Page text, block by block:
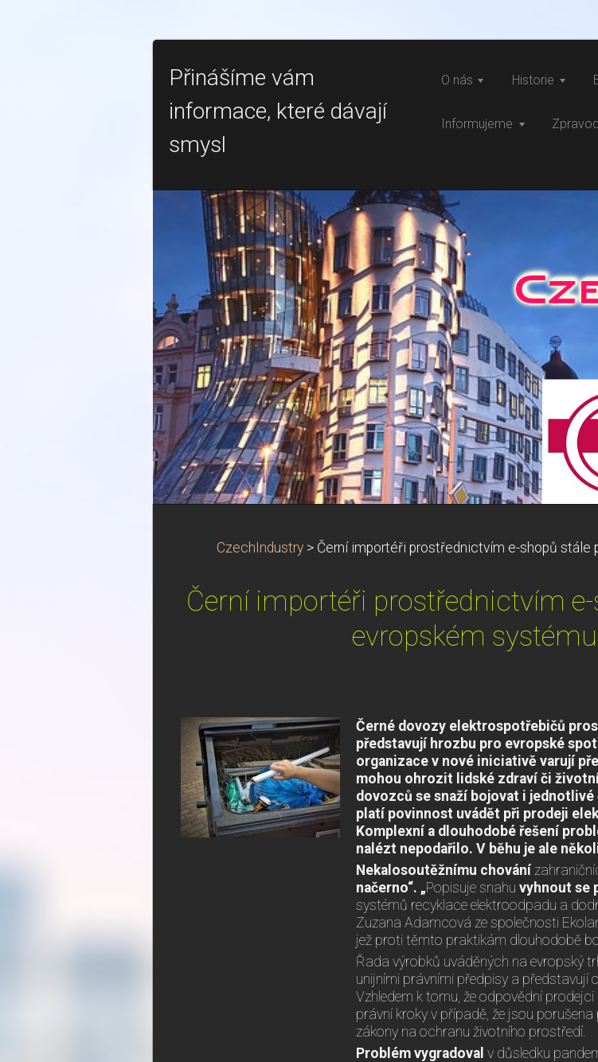
Přinášíme vám
informace, které dávají
smysl
O nás Historie
Informujeme
CzechIndustry > Černí importéři prostřednictvím e-shopů
Černí importéři prostřednictvím
evropském
Černé dovozy elektrospotřebičů
představují hrozbu pro evropské
organizace v nové iniciativě varují
mohou ohrozit lidské zdraví či
dovozců se snaží bojovat i
platí povinnost uvádět při prodeji
Komplexní a dlouhodobé řešení
nalézt nepodařilo. V běhu je ale
Nekalosoutěžnímu chování
načerno“. „Popisuje snahu vyhnout se
systémů recyklace elektroodpadu a
Zuzana Adamcová ze společnosti
jež proti těmto praktikám dlouhodobě
Řada výrobků uváděných na evropský
unijními právními předpisy a představují
Vzhledem k tomu, že odpovědní
právní kroky v případě, že jsou
zákony na ochranu životního prostředí.
Problém vygradoval v důsledku